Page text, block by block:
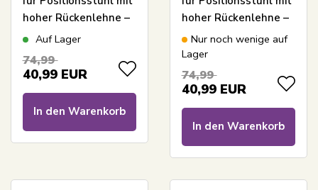
hoher Rückenlehne –
Beigefarbenes Kissen
Komfort – Nordstrand
Auf Lager
74,99
40,99 EUR
In den Warenkorb
hoher Rückenlehne –
Dunkelblaues Kissen
mit luxuriösem
Komfort – Nordstrand
Home
Nur noch wenige auf
Lager
74,99
40,99 EUR
In den Warenkorb